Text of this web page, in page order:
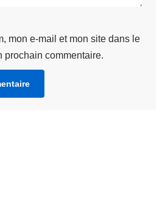
mon e-mail et mon site dans le
prochain commentaire.